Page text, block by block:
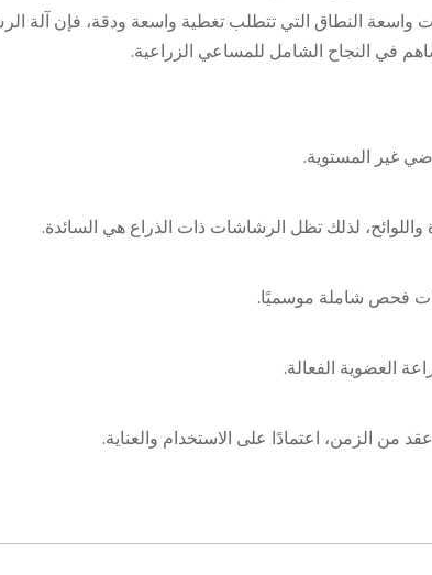
النطاق التي تتطلب تغطية واسعة ودقة، فإن آلة الرش
في النجاح الشامل للمساعي الزراعية.
غير المستوية.
واللوائح، لذلك تظل الرشاشات ذات الذراع هي السائدة.
فحص شاملة موسميًا.
العضوية الفعالة.
من الزمن، اعتمادًا على الاستخدام والعناية.